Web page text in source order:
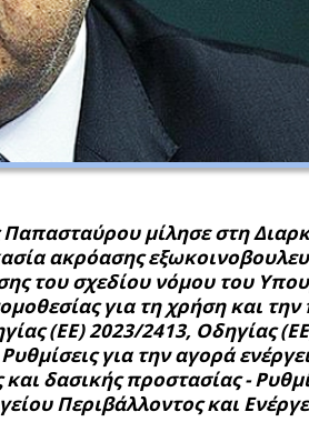
Παπασταύρου μίλησε στη
ακρόασης
του σχεδίου νόμου του
για τη χρήση και
(ΕΕ) 2023/2413, Οδηγίας
για την αγορά
δασικής προστασίας -
Περιβάλλοντος και